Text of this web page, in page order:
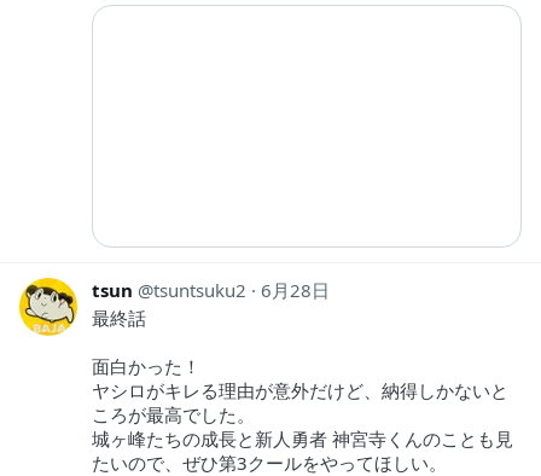
tsun tsuntsuku2
6月28日
最終話
面白かった！
ヤシロがキレる理由が意外だけど、納得しかないと
ころが最高でした。
城ヶ峰たちの成長と新人勇者 神宮寺くんのことも見
たいので、ぜひ第3クールをやってほしい。